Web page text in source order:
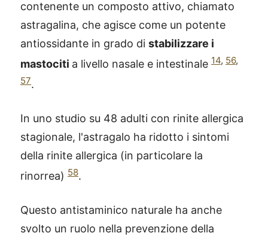
contenente un composto attivo, chiamato
astragalina, che agisce come un potente
antiossidante in grado di stabilizzare i
mastociti a livello nasale e intestinale 14, 56,
57.
In uno studio su 48 adulti con rinite allergica
stagionale, l'astragalo ha ridotto i sintomi
della rinite allergica (in particolare la
rinorrea) 58.
Questo antistaminico naturale ha anche
svolto un ruolo nella prevenzione della